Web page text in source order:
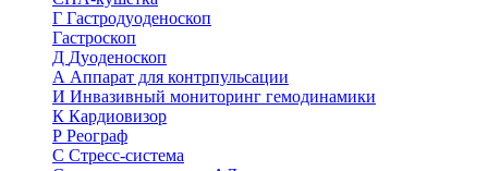
Г Гастродуоденоскоп
Гастроскоп
Д Дуоденоскоп
А Аппарат для контрпульсации
И Инвазивный мониторинг гемодинамики
К Кардиовизор
Р Реограф
С Стресс-система